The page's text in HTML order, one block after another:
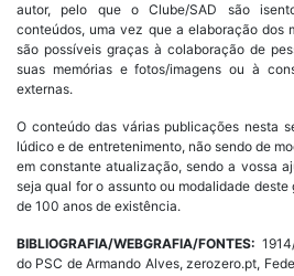
autor, pelo que o Clube/SAD são
conteúdos, uma vez que a elaboração dos
são possíveis graças à colaboração de
suas memórias e fotos/imagens ou à
externas.
O conteúdo das várias publicações nesta
lúdico e de entretenimento, não sendo de
em constante atualização, sendo a vossa
seja qual for o assunto ou modalidade
de 100 anos de existência.
BIBLIOGRAFIA/WEBGRAFIA/FONTES:
do PSC de Armando Alves, zerozero.pt,